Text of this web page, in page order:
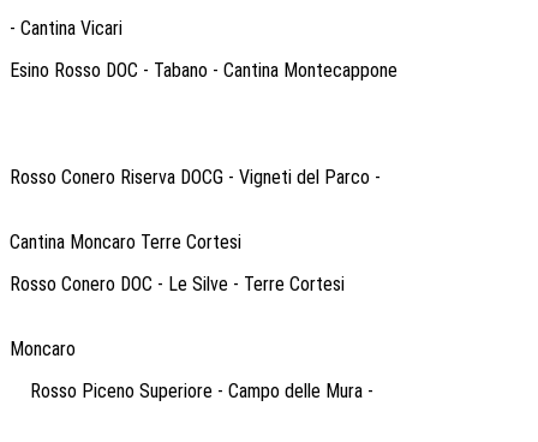
- Cantina Vicari
Esino Rosso DOC - Tabano - Cantina Montecappone
Rosso Conero Riserva DOCG - Vigneti del Parco -
Cantina Moncaro Terre Cortesi
Rosso Conero DOC - Le Silve - Terre Cortesi
Moncaro
Rosso Piceno Superiore - Campo delle Mura -